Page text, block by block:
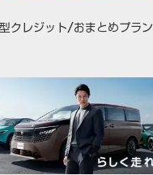
クレジット/おまとめプラン